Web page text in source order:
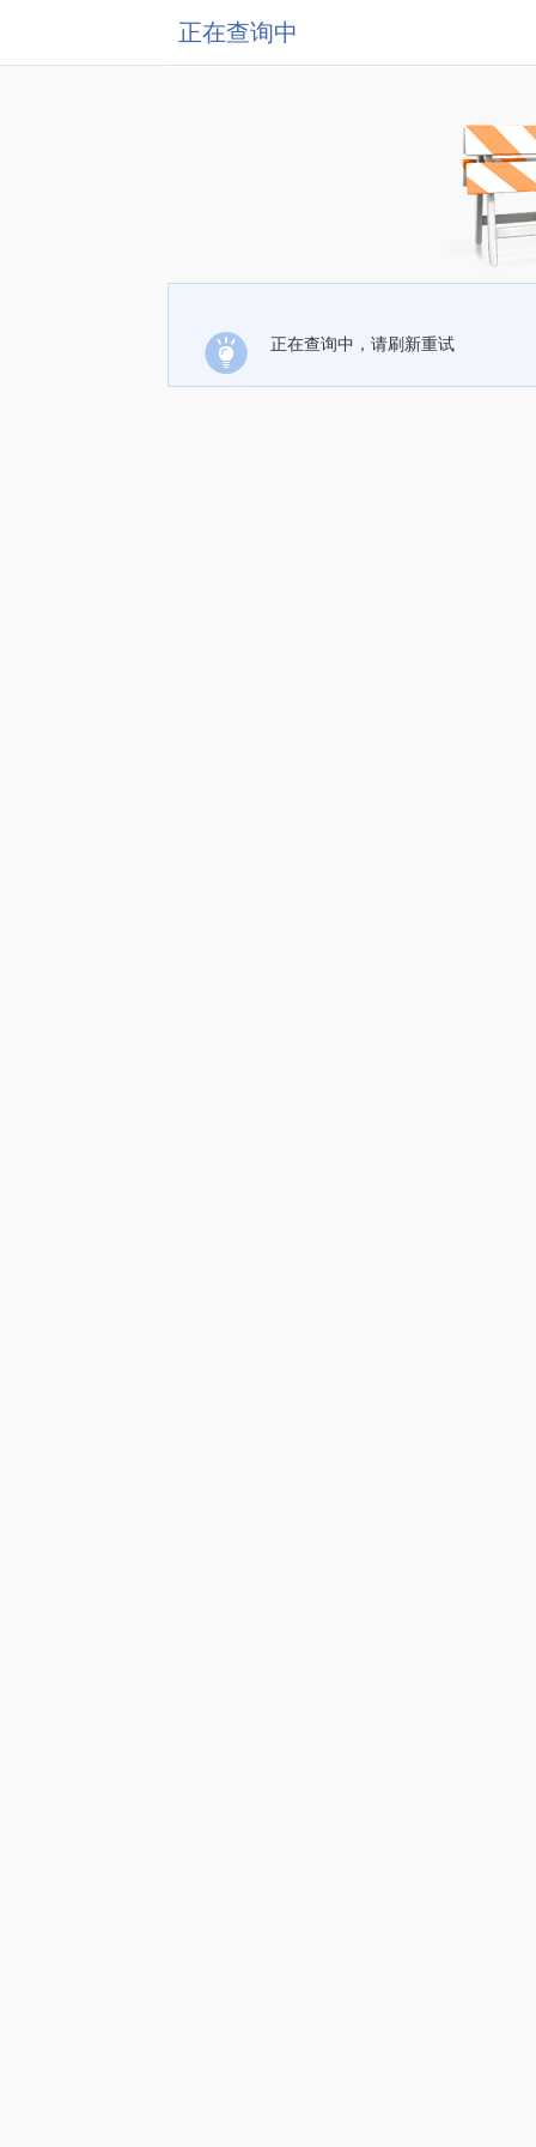
正在查询中
正在查询中，请刷新重试